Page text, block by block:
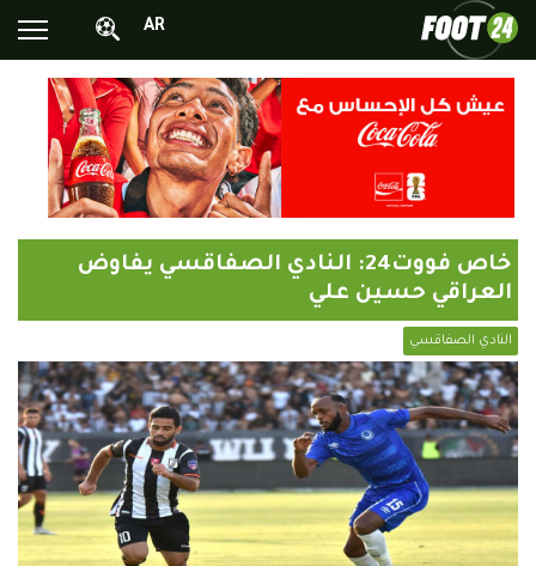
الأخبار الوطنية
الأخبار العالمية
محترفونا بالخارج
ألبومات الصور
أخبار متفرقة
البرامج
البث المباشر
Sports 24
AR
خاص فووت24: النادي الصفاقسي يفاوض
العراقي حسين علي
النادي الصفاقسي